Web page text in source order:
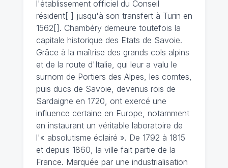
l'établissement officiel du Conseil
résident[ ] jusqu'à son transfert à Turin en
1562[]. Chambéry demeure toutefois la
capitale historique des Etats de Savoie.
Grâce à la maîtrise des grands cols alpins
et de la route d'Italie, qui leur a valu le
surnom de Portiers des Alpes, les comtes,
puis ducs de Savoie, devenus rois de
Sardaigne en 1720, ont exercé une
influence certaine en Europe, notamment
en instaurant un véritable laboratoire de
l'« absolutisme éclairé ». De 1792 à 1815
et depuis 1860, la ville fait partie de la
France. Marquée par une industrialisation